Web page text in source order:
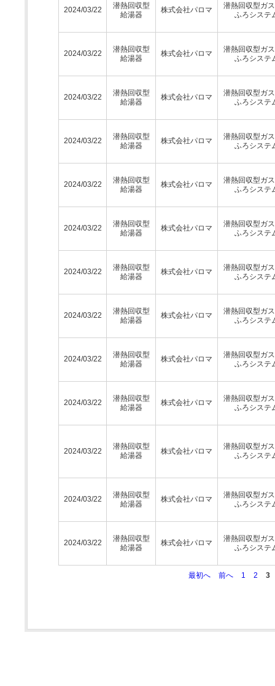
2024/03/22
潜熱回収型
給湯器
株式会社パロマ
潜熱回収型ガ
ふろシステ
2024/03/22
潜熱回収型
給湯器
株式会社パロマ
潜熱回収型ガ
ふろシステ
2024/03/22
潜熱回収型
給湯器
株式会社パロマ
潜熱回収型ガ
ふろシステ
2024/03/22
潜熱回収型
給湯器
株式会社パロマ
潜熱回収型ガ
ふろシステ
2024/03/22
潜熱回収型
給湯器
株式会社パロマ
潜熱回収型ガ
ふろシステ
2024/03/22
潜熱回収型
給湯器
株式会社パロマ
潜熱回収型ガ
ふろシステ
2024/03/22
潜熱回収型
給湯器
株式会社パロマ
潜熱回収型ガ
ふろシステ
2024/03/22
潜熱回収型
給湯器
株式会社パロマ
潜熱回収型ガ
ふろシステ
2024/03/22
潜熱回収型
給湯器
株式会社パロマ
潜熱回収型ガ
ふろシステ
2024/03/22
潜熱回収型
給湯器
株式会社パロマ
潜熱回収型ガ
ふろシステ
2024/03/22
潜熱回収型
給湯器
株式会社パロマ
潜熱回収型ガ
ふろシステ
2024/03/22
潜熱回収型
給湯器
株式会社パロマ
潜熱回収型ガ
ふろシステ
2024/03/22
潜熱回収型
給湯器
株式会社パロマ
潜熱回収型ガ
ふろシステ
最初へ 前へ 1 2 3